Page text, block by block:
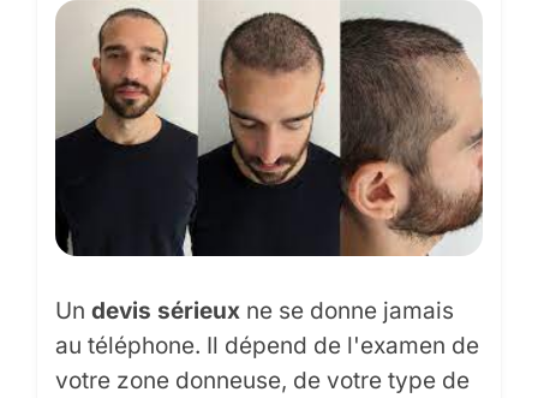
Un devis sérieux ne se donne jamais
au téléphone. Il dépend de l'examen de
votre zone donneuse, de votre type de